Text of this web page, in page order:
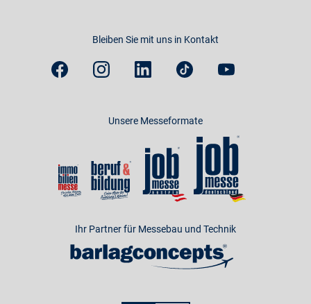
Bleiben Sie mit uns in Kontakt
Unsere Messeformate
Ihr Partner für Messebau und Technik